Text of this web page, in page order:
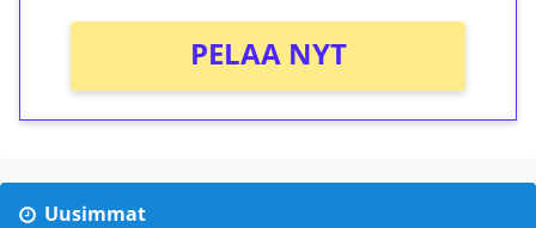
PELAA NYT
Uusimmat